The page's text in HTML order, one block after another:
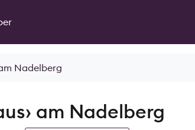
Nadelberg
am Nadelberg